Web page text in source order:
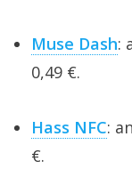
Muse Dash:
0,49 €.
Hass NFC:
€.